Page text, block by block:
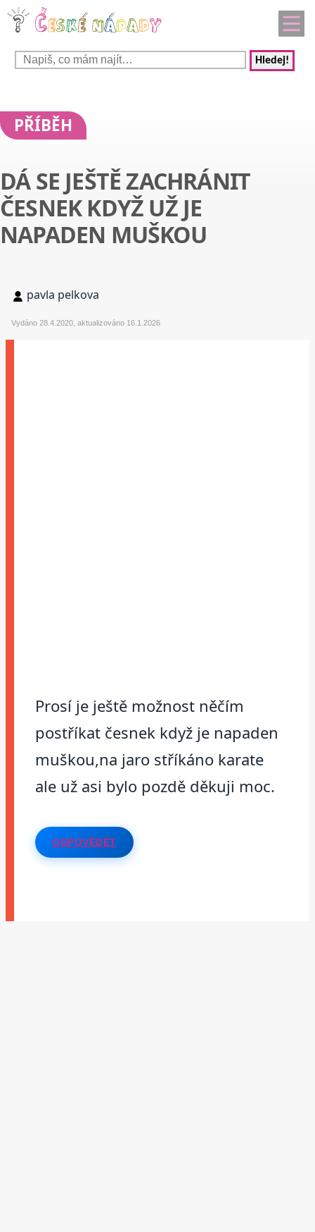
Hledej!
PŘÍBĚH
DÁ SE JEŠTĚ ZACHRÁNIT
ČESNEK KDYŽ UŽ JE
NAPADEN MUŠKOU
pavla pelkova
Vydáno 28.4.2020, aktualizováno 16.1.2026
Prosí je ještě možnost něčím
postříkat česnek když je napaden
muškou,na jaro stříkáno karate
ale už asi bylo pozdě děkuji moc.
ODPOVĚDĚT